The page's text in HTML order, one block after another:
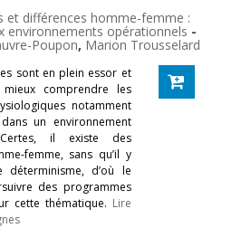
et différences homme-femme :
environnements opérationnels -
Poupon, Marion Trousselard
sont en plein essor et
comprendre les
notamment
un environnement
Certes, il existe des
femme, sans qu’il y
déterminisme, d’où le
des programmes
cette thématique. Lire